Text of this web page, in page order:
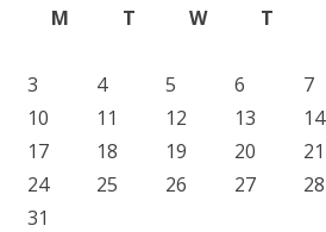
M
T W T
3
4 5 6 7
10
11 12 13 14
17
18 19 20 21
24
25 26 27 28
31